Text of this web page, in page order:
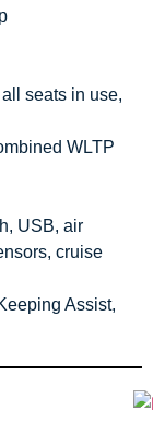
seats in use,
WLTP
USB, air
cruise
Assist,